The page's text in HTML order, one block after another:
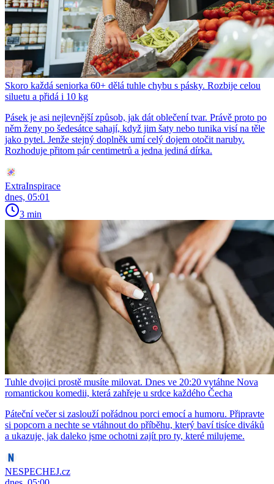
Skoro každá seniorka 60+ dělá tuhle chybu s pásky. Rozbije celou
siluetu a přidá i 10 kg
Pásek je asi nejlevnější způsob, jak dát oblečení tvar. Právě proto po
něm ženy po šedesátce sahají, když jim šaty nebo tunika visí na těle
jako pytel. Jenže stejný doplněk umí celý dojem otočit naruby.
Rozhoduje přitom pár centimetrů a jedna jediná dírka.
ExtraInspirace
dnes, 05:01
3 min
Tuhle dvojici prostě musíte milovat. Dnes ve 20:20 vytáhne Nova
romantickou komedii, která zahřeje u srdce každého Čecha
Páteční večer si zaslouží pořádnou porci emocí a humoru. Připravte
si popcorn a nechte se vtáhnout do příběhu, který baví tisíce diváků
a ukazuje, jak daleko jsme ochotni zajít pro ty, které milujeme.
NESPECHEJ.cz